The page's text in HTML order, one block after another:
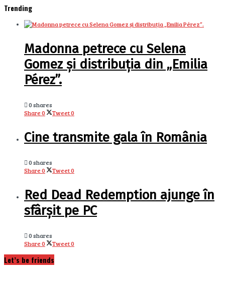
Trending
Madonna petrece cu Selena
Gomez și distribuția din „Emilia
Pérez”.
0 shares
Share0 Tweet0
Cine transmite gala în România
0 shares
Share0 Tweet0
Red Dead Redemption ajunge în
sfârșit pe PC
0 shares
Share0 Tweet0
Let’s be friends